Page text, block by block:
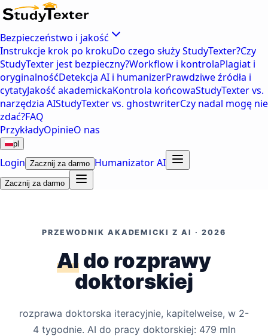
Bezpieczeństwo i jakość
Instrukcje krok po krokuDo czego służy StudyTexter?Czy
StudyTexter jest bezpieczny?Workflow i kontrolaPlagiat i
oryginalnośćDetekcja AI i humanizerPrawdziwe źródła i
cytatyJakość akademickaKontrola końcowaStudyTexter vs.
narzędzia AIStudyTexter vs. ghostwriterCzy nadal mogę nie
zdać?FAQ
PrzykładyOpinieO nas
pl
Login Zacznij za darmo Humanizator AI
Zacznij za darmo
PRZEWODNIK AKADEMICKI Z AI · 2026
AIdo rozprawy
doktorskiej
rozprawa doktorska iteracyjnie, kapitelweise, w 2-
4 tygodnie. AI do pracy doktorskiej: 479 mln